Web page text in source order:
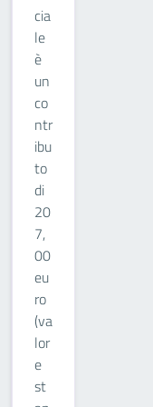
cia
le
è
un
co
ntr
ibu
to
di
20
7,
00
eu
ro
(va
lor
e
st